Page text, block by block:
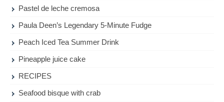
Pastel de leche cremosa
Paula Deen’s Legendary 5-Minute Fudge
Peach Iced Tea Summer Drink
Pineapple juice cake
RECIPES
Seafood bisque with crab